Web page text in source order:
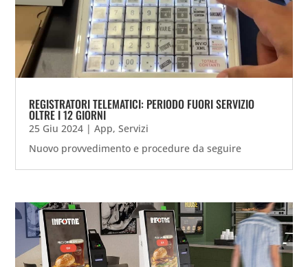
REGISTRATORI TELEMATICI: PERIODO FUORI SERVIZIO
OLTRE I 12 GIORNI
25 Giu 2024 |App,Servizi
Nuovo provvedimento e procedure da seguire